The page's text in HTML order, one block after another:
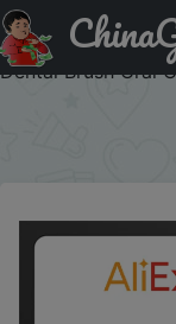
Код на знижку
Toothbrush Touch
Dental Brush Oral